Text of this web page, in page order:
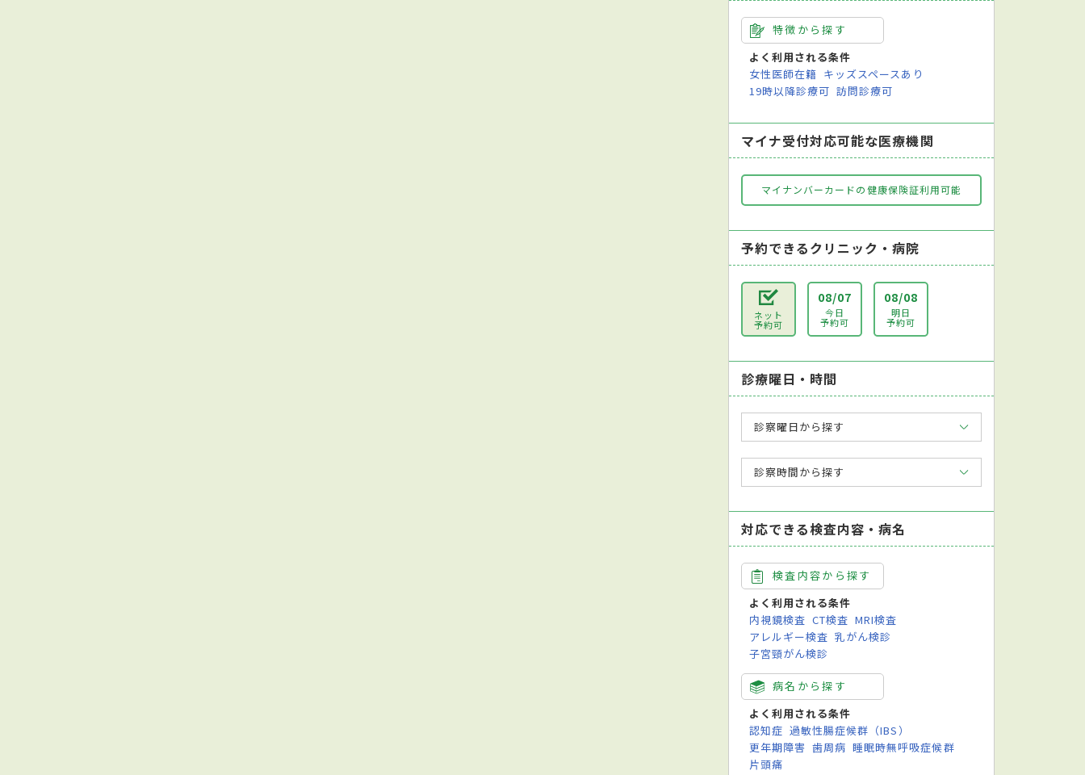
特徴から探す
よく利用される条件
女性医師在籍 キッズスペースあり
19時以降診療可 訪問診療可
マイナ受付対応可能な医療機関
マイナンバーカードの健康保険証利用可能
予約できるクリニック・病院
ネット
予約可
08/07
今日
予約可
08/08
明日
予約可
診療曜日・時間
診察曜日から探す
診察時間から探す
対応できる検査内容・病名
検査内容から探す
よく利用される条件
内視鏡検査 CT検査 MRI検査
アレルギー検査 乳がん検診
子宮頸がん検診
病名から探す
よく利用される条件
認知症 過敏性腸症候群（IBS）
更年期障害 歯周病 睡眠時無呼吸症候群
片頭痛